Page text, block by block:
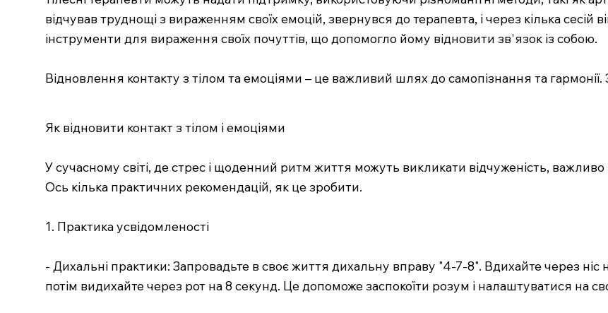
відчував труднощі з вираженням своїх емоцій, звернувся до терапевта, і через кілька сесій
інструменти для вираження своїх почуттів, що допомогло йому відновити зв'язок із собою.
Відновлення контакту з тілом та емоціями – це важливий шлях до самопізнання та
Як відновити контакт з тілом і емоціями
У сучасному світі, де стрес і щоденний ритм життя можуть викликати відчуженість,
Ось кілька практичних рекомендацій, як це зробити.
1. Практика усвідомленості
- Дихальні практики: Запровадьте в своє життя дихальну вправу "4-7-8". Вдихайте через
потім видихайте через рот на 8 секунд. Це допоможе заспокоїти розум і налаштуватися на